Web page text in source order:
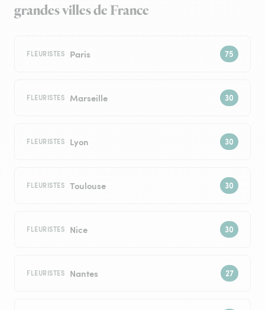
grandes villes de France
FLEURISTES Paris
FLEURISTES Marseille
FLEURISTES Lyon
FLEURISTES Toulouse
FLEURISTES Nice
FLEURISTES Nantes